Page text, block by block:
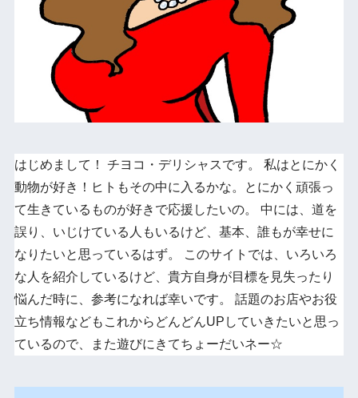
はじめまして！ チヨコ・デリシャスです。 私はとにかく
動物が好き！ヒトもその中に入るかな。とにかく頑張っ
て生きているものが好きで応援したいの。 中には、道を
誤り、いじけている人もいるけど、基本、誰もが幸せに
なりたいと思っているはず。 このサイトでは、いろいろ
な人を紹介しているけど、貴方自身が目標を見失ったり
悩んだ時に、参考になれば幸いです。 話題のお店やお役
立ち情報などもこれからどんどんUPしていきたいと思っ
ているので、また遊びにきてちょーだいネー☆